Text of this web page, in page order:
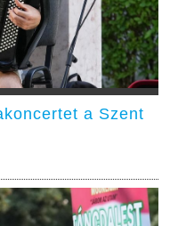
a Szent